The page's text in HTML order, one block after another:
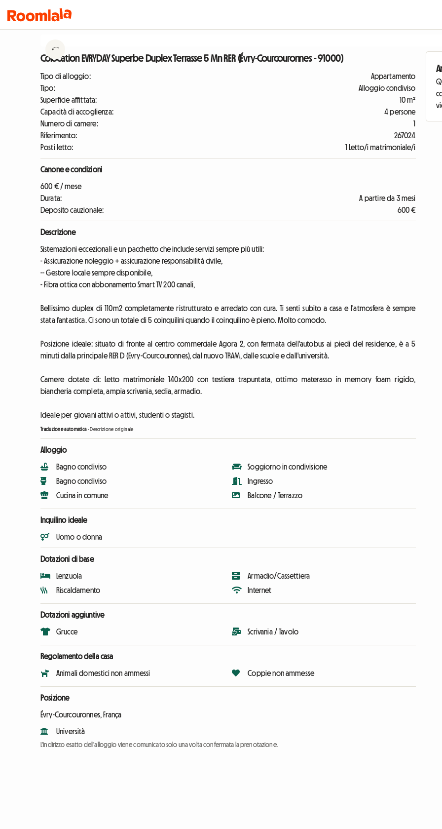
Colocation EVRYDAY Superbe Duplex Terrasse 5 Mn RER (Évry-Courcouronnes - 91000)
Tipo di alloggio:
Appartamento
Tipo:
Alloggio condiviso
Superficie affittata:
10 m²
Capacità di accoglienza:
4 persone
Numero di camere:
1
Riferimento:
267024
Posti letto:
1 Letto/i matrimoniale/i
Canone e condizioni
600 € / mese
Durata:
A partire da 3 mesi
Deposito cauzionale:
600 €
Descrizione
Sistemazioni eccezionali e un pacchetto che include servizi sempre più utili:
- Assicurazione noleggio + assicurazione responsabilità civile,
-- Gestore locale sempre disponibile,
- Fibra ottica con abbonamento Smart TV 200 canali,
Bellissimo duplex di 110m2 completamente ristrutturato e arredato con cura. Ti senti subito a casa e l'atmosfera è sempre
stata fantastica. Ci sono un totale di 5 coinquilini quando il coinquilino è pieno. Molto comodo.
Posizione ideale: situato di fronte al centro commerciale Agora 2, con fermata dell'autobus ai piedi del residence, è a 5
minuti dalla principale RER D (Evry-Courcouronnes), dal nuovo TRAM, dalle scuole e dall'università.
Camere dotate di: Letto matrimoniale 140x200 con testiera trapuntata, ottimo materasso in memory foam rigido,
biancheria completa, ampia scrivania, sedia, armadio.
Ideale per giovani attivi o attivi, studenti o stagisti.
Traduzione automatica-Descrizione originale
Alloggio
Bagno condiviso
Bagno condiviso
Cucina in comune
Soggiorno in condivisione
Ingresso
Balcone / Terrazzo
Inquilino ideale
Uomo o donna
Dotazioni di base
Lenzuola
Riscaldamento
Armadio/Cassettiera
Internet
Dotazioni aggiuntive
Grucce Scrivania / Tavolo
Regolamento della casa
Animali domestici non ammessi Coppie non ammesse
Posizione
Évry-Courcouronnes, França
Università
L'indirizzo esatto dell'alloggio viene comunicato solo una volta confermata la prenotazione.